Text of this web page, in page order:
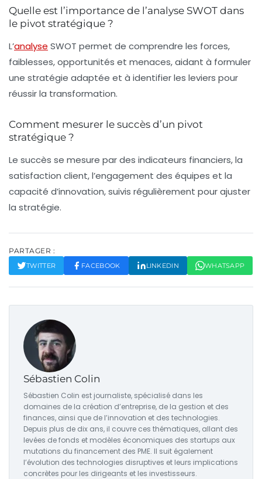
Quelle est l’importance de l’analyse SWOT dans
le pivot stratégique ?
L’analyse SWOT permet de comprendre les forces,
faiblesses, opportunités et menaces, aidant à formuler
une stratégie adaptée et à identifier les leviers pour
réussir la transformation.
Comment mesurer le succès d’un pivot
stratégique ?
Le succès se mesure par des indicateurs financiers, la
satisfaction client, l’engagement des équipes et la
capacité d’innovation, suivis régulièrement pour ajuster
la stratégie.
PARTAGER :
TWITTER FACEBOOK LINKEDIN WHATSAPP
Sébastien Colin
Sébastien Colin est journaliste, spécialisé dans les
domaines de la création d’entreprise, de la gestion et des
finances, ainsi que de l’innovation et des technologies.
Depuis plus de dix ans, il couvre ces thématiques, allant des
levées de fonds et modèles économiques des startups aux
mutations du financement des PME. Il suit également
l’évolution des technologies disruptives et leurs implications
concrètes pour les dirigeants et les investisseurs.